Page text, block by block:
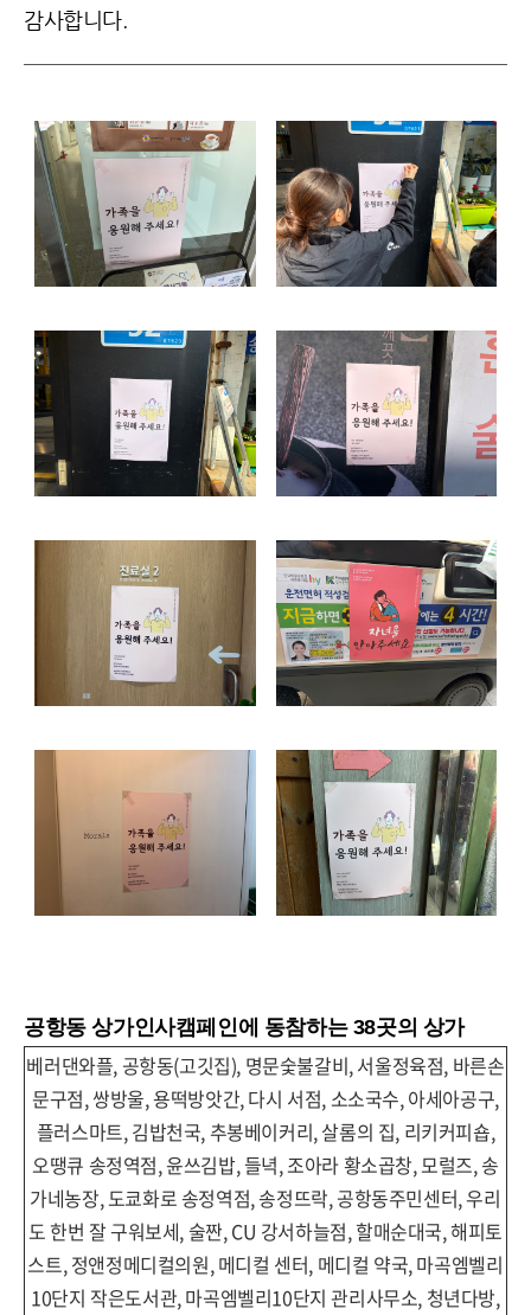
감사합니다.
공항동 상가인사캠페인에 동참하는 38곳의 상가
베러댄와플, 공항동(고깃집), 명문숯불갈비, 서울정육점, 바른손
문구점, 쌍방울, 용떡방앗간, 다시 서점, 소소국수, 아세아공구,
플러스마트, 김밥천국, 추봉베이커리, 살롬의 집, 리키커피숍,
오땡큐 송정역점, 윤쓰김밥, 들녁, 조아라 황소곱창, 모럴즈, 송
가네농장, 도쿄화로 송정역점, 송정뜨락, 공항동주민센터, 우리
도 한번 잘 구워보세, 술짠, CU 강서하늘점, 할매순대국, 해피토
스트, 정앤정메디컬의원, 메디컬 센터, 메디컬 약국, 마곡엠벨리
10단지 작은도서관, 마곡엠벨리10단지 관리사무소, 청년다방,